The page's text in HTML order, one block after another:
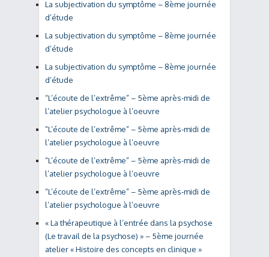
La subjectivation du symptôme – 8ème journée
d’étude
La subjectivation du symptôme – 8ème journée
d’étude
La subjectivation du symptôme – 8ème journée
d’étude
“L’écoute de l’extrême” – 5ème après-midi de
l’atelier psychologue à l’oeuvre
“L’écoute de l’extrême” – 5ème après-midi de
l’atelier psychologue à l’oeuvre
“L’écoute de l’extrême” – 5ème après-midi de
l’atelier psychologue à l’oeuvre
“L’écoute de l’extrême” – 5ème après-midi de
l’atelier psychologue à l’oeuvre
« La thérapeutique à l’entrée dans la psychose
(Le travail de la psychose) » – 5ème journée
atelier « Histoire des concepts en clinique »